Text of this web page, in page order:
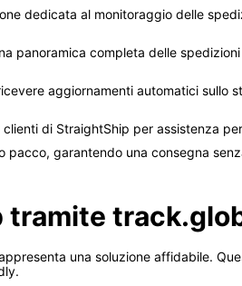
dedicata al monitoraggio delle
panoramica completa delle
aggiornamenti automatici sullo
di StraightShip per assistenza
pacco, garantendo una consegna
tramite
una soluzione affidabile.